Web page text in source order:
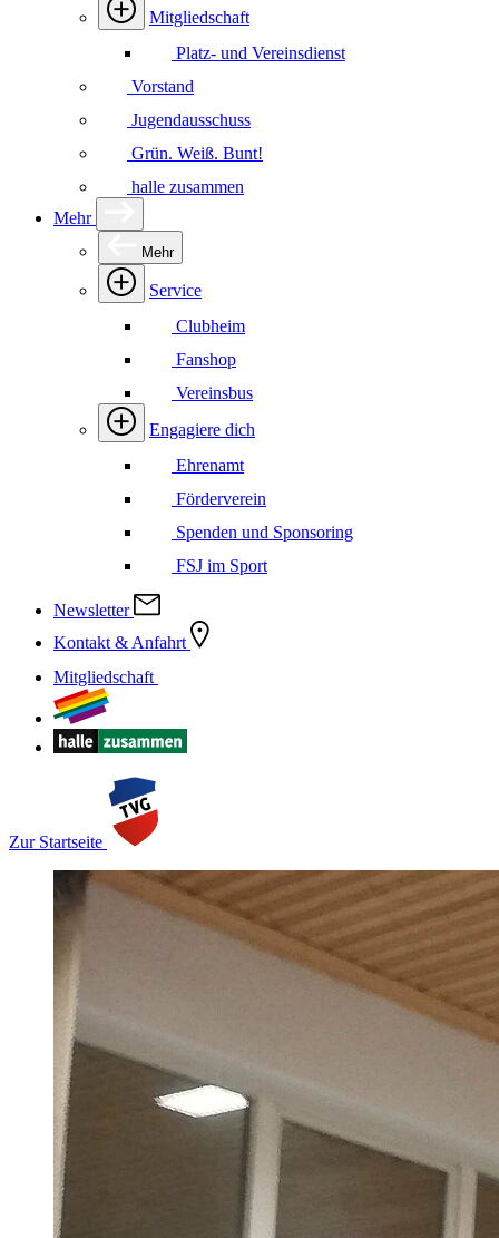
Mitgliedschaft
Platz- und Vereinsdienst
Vorstand
Jugendausschuss
Grün. Weiß. Bunt!
halle zusammen
Mehr
Mehr
Service
Clubheim
Fanshop
Vereinsbus
Engagiere dich
Ehrenamt
Förderverein
Spenden und Sponsoring
FSJ im Sport
Newsletter
Kontakt & Anfahrt
Mitgliedschaft
Zur Startseite